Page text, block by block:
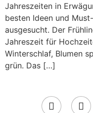
Jahreszeiten in
besten Ideen und
ausgesucht. Der
Jahreszeit für
Winterschlaf, Blumen
grün. Das […]